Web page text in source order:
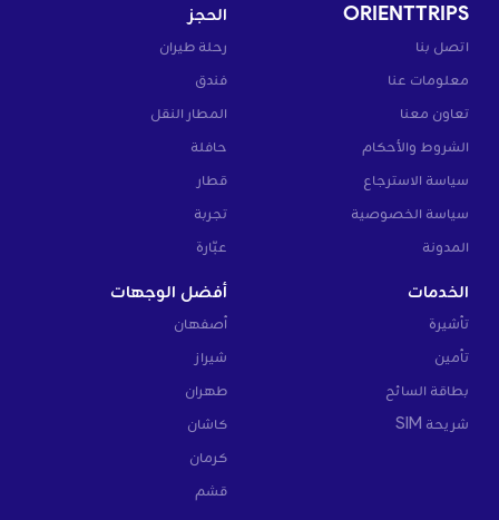
ORIENTTRIPS
اتصل بنا
معلومات عنا
تعاون معنا
الشروط والأحكام
سياسة الاسترجاع
سياسة الخصوصية
المدونة
الحجز
رحلة طيران
فندق
المطار النقل
حافلة
قطار
تجربة
عبّارة
الخدمات
تأشيرة
تأمين
بطاقة السائح
شريحة SIM
أفضل الوجهات
أصفهان
شيراز
طهران
كاشان
كرمان
قشم